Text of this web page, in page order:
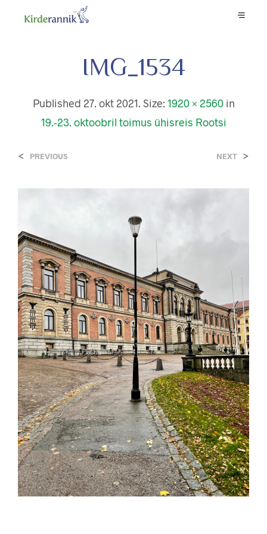
IMG_1534
Published 27. okt 2021. Size: 1920 × 2560in
19.-23. oktoobril toimus ühisreis Rootsi
< PREVIOUS NEXT >